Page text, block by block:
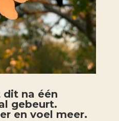
dit na één
gebeurt.
en voel meer.